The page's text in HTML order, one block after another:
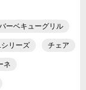
ーベキューグリル
シリーズ チェア
ネ